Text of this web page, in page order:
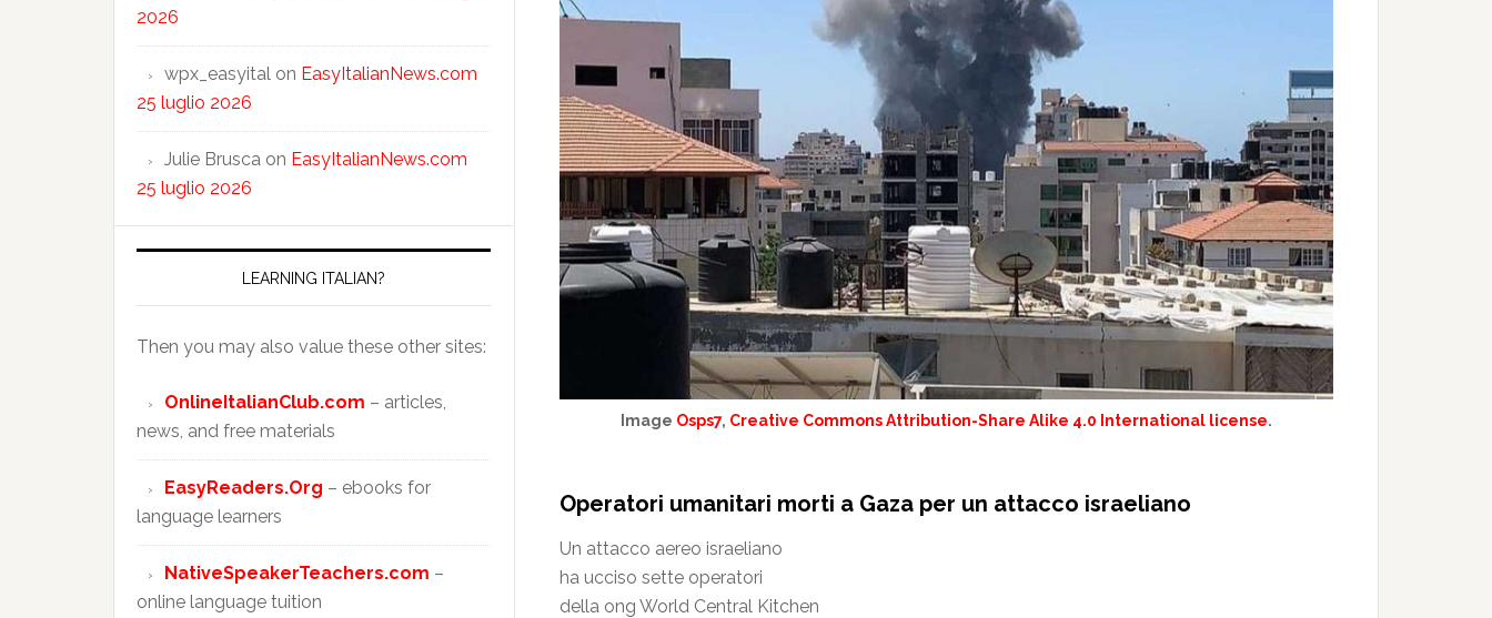
Image Osps7, Creative Commons Attribution-Share Alike 4.0 International license.
Operatori umanitari morti a Gaza per un attacco israeliano
Un attacco aereo israeliano
ha ucciso sette operatori
della ong World Central Kitchen
2026
wpx_easyital on EasyItalianNews.com
25 luglio 2026
Julie Brusca on EasyItalianNews.com
25 luglio 2026
LEARNING ITALIAN?
Then you may also value these other sites:
OnlineItalianClub.com – articles,
news, and free materials
EasyReaders.Org – ebooks for
language learners
NativeSpeakerTeachers.com –
online language tuition